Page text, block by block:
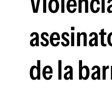
de la